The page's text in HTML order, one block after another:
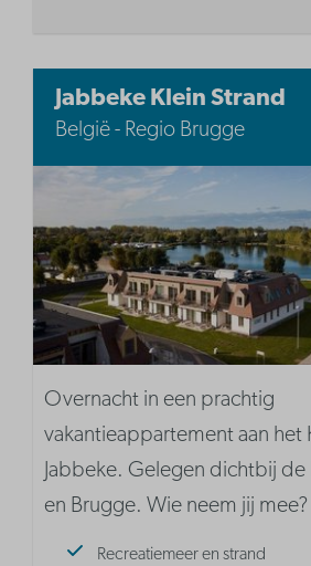
Jabbeke Klein Strand
België - Regio Brugge
Overnacht in een prachtig
vakantieappartement aan het
Jabbeke. Gelegen dichtbij de
en Brugge. Wie neem jij mee?
Recreatiemeer en strand